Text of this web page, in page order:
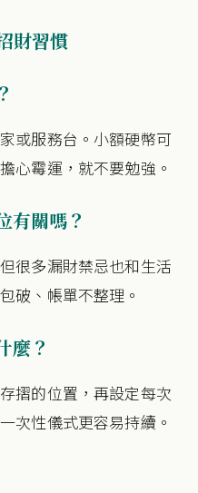
財習慣
或服務台。小額硬幣可
心霉運，就不要勉強。
有關嗎？
很多漏財禁忌也和生活
破、帳單不整理。
麼？
摺的位置，再設定每次
次性儀式更容易持續。